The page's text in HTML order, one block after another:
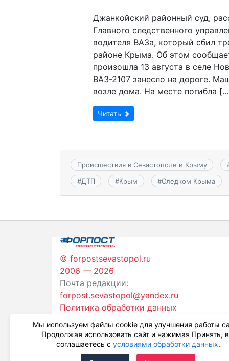
Джанкойский районный суд,
Главного следственного
водителя ВАЗа, который сбил
районе Крыма. Об этом
произошла 13 августа в селе
ВАЗ-2107 занесло на дороге.
возле дома. На месте погибла
Читать
Происшествия в Севастополе и Крыму
#ДТП #Крым #Следком Крыма
© forpostsevastopol.ru
2006 — 2026
Почта редакции:
forpost.sevastopol@yandex.ru
Политика обработки данных
Мы используем файлы cookie для улучшения работы
Продолжая использовать сайт и нажимая Принять,
соглашаетесь с условиями обработки данных.